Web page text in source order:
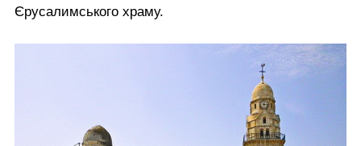
Єрусалимського храму.